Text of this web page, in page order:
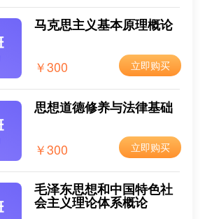
自考报名时间
2025-05-26
考报考条件
考报考费用
2025-05-26
网上自考报名流程
2025-05-26
考新生注册流程
马克思主义基本原理概论
￥300 立即购买
思想道德修养与法律基础
￥300 立即购买
毛泽东思想和中国特色社
会主义理论体系概论